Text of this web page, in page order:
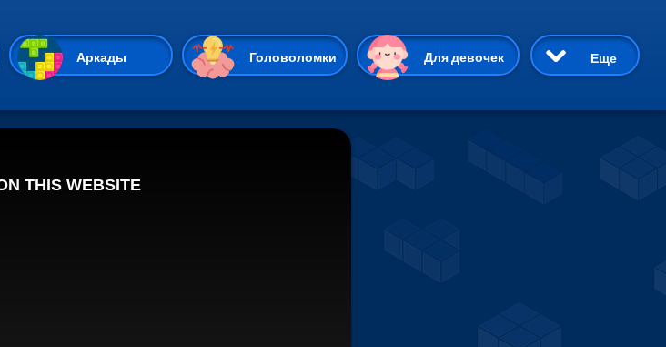
Аркады Головоломки Для девочек
Веселые 3D Приключения
Еще